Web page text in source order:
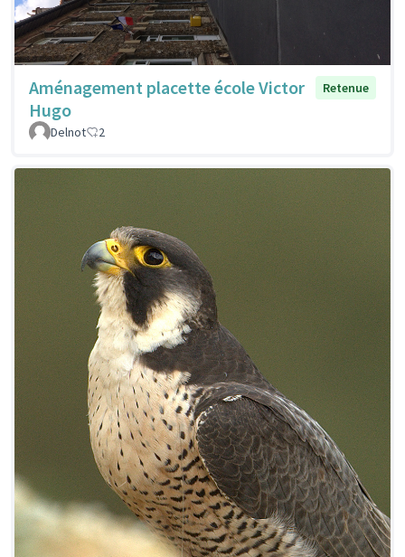
Aménagement placette école Victor
Hugo
Retenue
Delnot 2